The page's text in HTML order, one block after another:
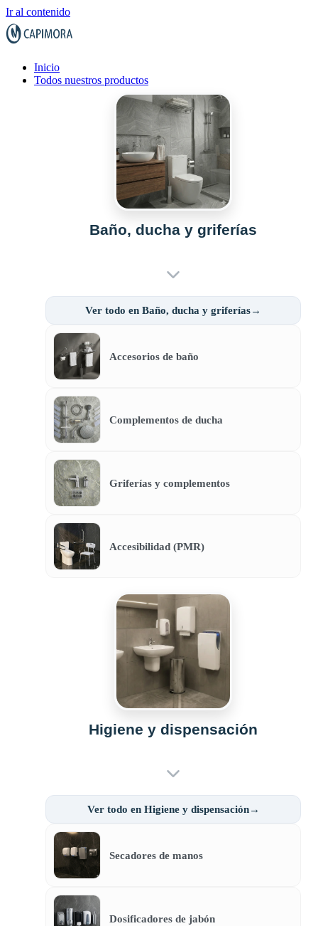
Ir al contenido
Inicio
Todos nuestros productos
Baño, ducha y griferías
Ver todo en Baño, ducha y griferías→
Accesorios de baño
Complementos de ducha
Griferías y complementos
Accesibilidad (PMR)
Higiene y dispensación
Ver todo en Higiene y dispensación→
Secadores de manos
Dosificadores de jabón